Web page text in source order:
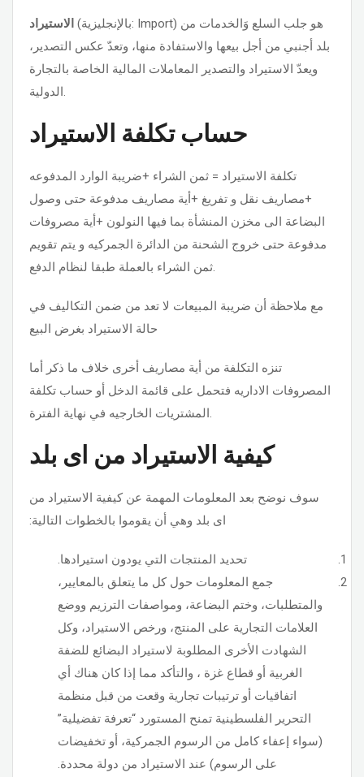
الاستيراد (بالإنجليزية: Import) هو جلب السلع وَالخدمات من
بلد أجنبي من أجل بيعها والاستفادة منها، وتعدّ عكس التصدير،
ويعدّ الاستيراد والتصدير المعاملات المالية الخاصة بالتجارة
الدولية.
حساب تكلفة الاستيراد
تكلفة الاستيراد = ثمن الشراء +ضريبة الوارد المدفوعه
+مصاريف نقل و تفريغ +أية مصاريف مدفوعة حتى وصول
البضاعة الى مخزن المنشأة بما فيها النولون +أية مصروفات
مدفوعة حتى خروج الشحنة من الدائرة الجمركيه و يتم تقويم
ثمن الشراء بالعملة طبقا لنظام الدفع.
مع ملاحظة أن ضريبة المبيعات لا تعد من ضمن التكاليف في
حالة الاستيراد بغرض البيع
تنزه التكلفة من أية مصاريف أخرى خلاف ما ذكر أما
المصروفات الاداريه فتحمل على قائمة الدخل أو حساب تكلفة
المشتريات الخارجيه في نهاية الفترة.
كيفية الاستيراد من اى بلد
سوف نوضح بعد المعلومات المهمة عن كيفية الاستيراد من
اى بلد وهي أن يقوموا بالخطوات التالية:
تحديد المنتجات التي يودون استيرادها.
جمع المعلومات حول كل ما يتعلق بالمعايير،
والمتطلبات، وختم البضاعة، ومواصفات الترزيم ووضع
العلامات التجارية على المنتج، ورخص الاستيراد، وكل
الشهادت الأخرى المطلوبة لاستيراد البضائع للضفة
الغربية أو قطاع غزة ، والتأكد مما إذا كان هناك أي
اتفاقيات أو ترتيبات تجارية وقعت من قبل منظمة
التحرير الفلسطينية تمنح المستورد “تعرفة تفضيلية”
(سواء إعفاء كامل من الرسوم الجمركية، أو تخفيضات
على الرسوم) عند الاستيراد من دولة محددة.